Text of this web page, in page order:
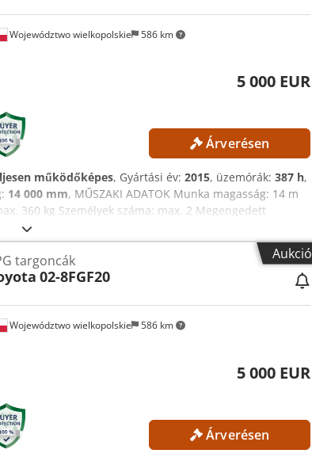
Województwo wielkopolskie 586 km
5 000 EUR
Árverésen
működőképes, Gyártási év: 2015, üzemórák: 387 h,
14 000 mm, MŰSZAKI ADATOK Munka magasság: 14 m
360 kg Személyek száma: max. 2 Megengedett
max. 12,5 m/s Üzemeltetési órák: 387 óra
hivatkozás: SL15850SP
Aukció
Województwo wielkopolskie 586 km
targoncák
02-8FGF20
5 000 EUR
Árverésen